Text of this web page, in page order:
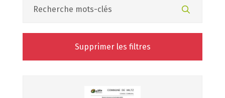
Supprimer les filtres